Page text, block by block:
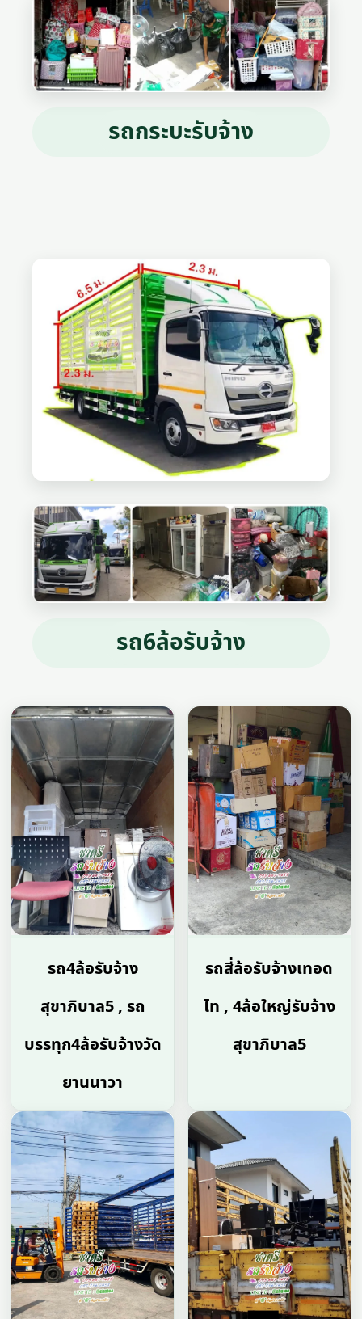
รถกระบะรับจ้าง
รถ6ล้อรับจ้าง
รถ4ล้อรับจ้าง
สุขาภิบาล5 , รถ
บรรทุก4ล้อรับจ้างวัด
ยานนาวา
รถสี่ล้อรับจ้างเทอด
ไท , 4ล้อใหญ่รับจ้าง
สุขาภิบาล5